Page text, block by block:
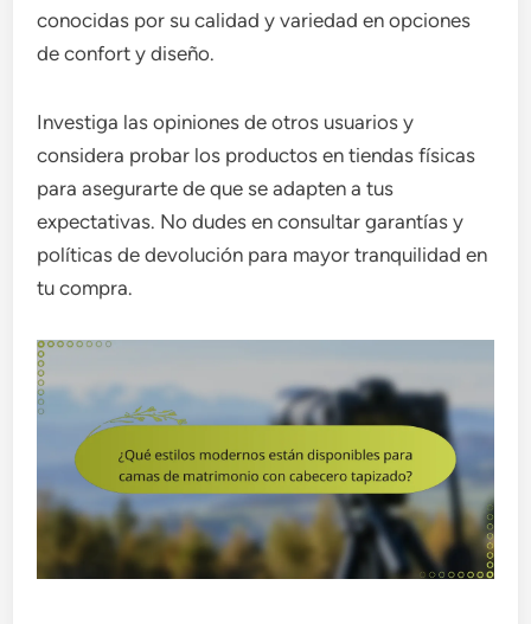
conocidas por su calidad y variedad en opciones
de confort y diseño.
Investiga las opiniones de otros usuarios y
considera probar los productos en tiendas físicas
para asegurarte de que se adapten a tus
expectativas. No dudes en consultar garantías y
políticas de devolución para mayor tranquilidad en
tu compra.